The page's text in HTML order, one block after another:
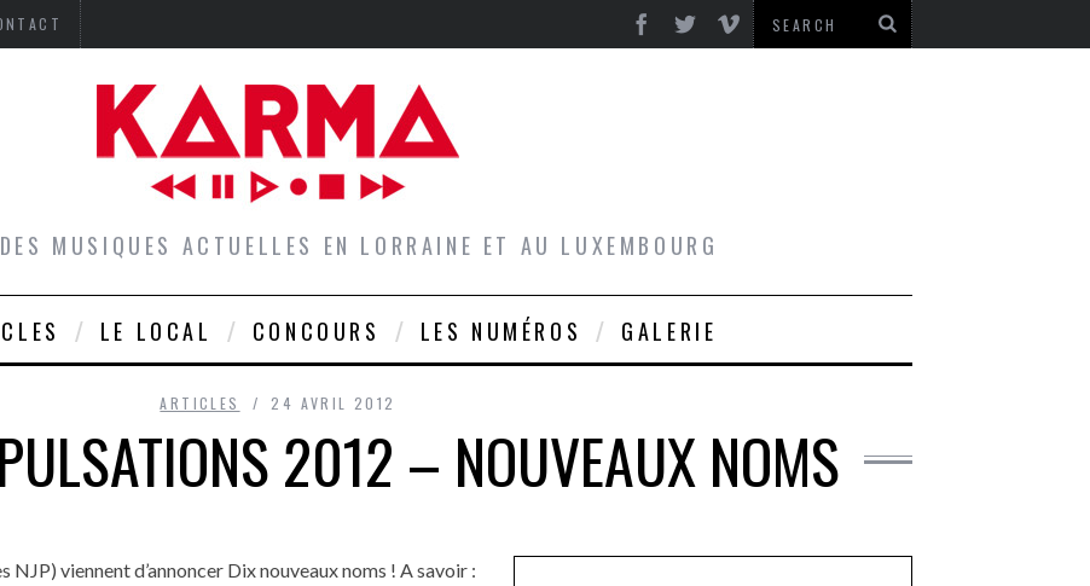
MUSIQUES ACTUELLES EN LORRAINE ET AU LUXEMBOURG
LE LOCAL CONCOURS LES NUMÉROS GALERIE
ARTICLES 24 AVRIL 2012
2012 – NOUVEAUX NOMS
NJP) viennent d’annoncer Dix nouveaux noms ! A savoir :